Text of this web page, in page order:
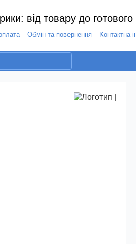
від товару до
Обмін та повернення Контактна